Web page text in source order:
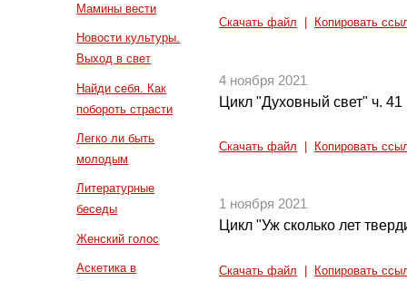
Мамины вести
Новости культуры.
Выход в свет
Найди себя. Как
побороть страсти
Легко ли быть
молодым
Литературные
беседы
Женский голос
Аскетика в
Скачать файл Копировать
4 ноября 2021
Цикл "Духовный свет" ч. 41
Скачать файл Копировать
1 ноября 2021
Цикл "Уж сколько лет
Скачать файл Копировать